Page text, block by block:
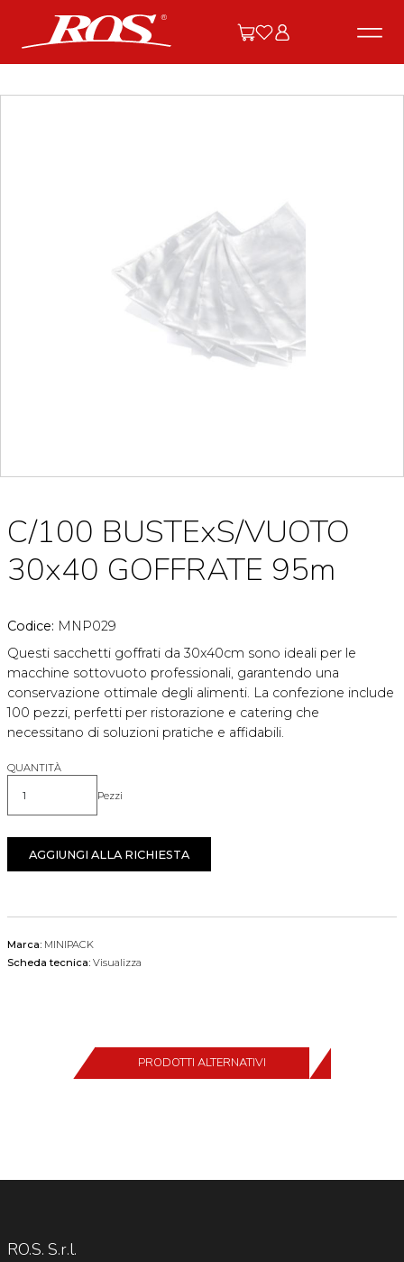
C/100 BUSTExS/VUOTO
30x40 GOFFRATE 95m
Codice: MNP029
Questi sacchetti goffrati da 30x40cm sono ideali per le
macchine sottovuoto professionali, garantendo una
conservazione ottimale degli alimenti. La confezione include
100 pezzi, perfetti per ristorazione e catering che
necessitano di soluzioni pratiche e affidabili.
QUANTITÀ
Quantità Pezzi
AGGIUNGI ALLA RICHIESTA
Marca: MINIPACK
Scheda tecnica: Visualizza
PRODOTTI ALTERNATIVI
RO.S. S.r.l.